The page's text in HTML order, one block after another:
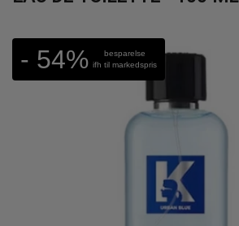
- 54%
besparelse
ifh til markedspris